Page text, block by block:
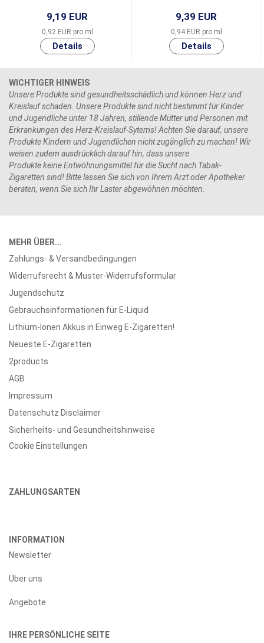
9,19 EUR
0,92 EUR pro ml
9,39 EUR
0,94 EUR pro ml
WICHTIGER HINWEIS
Unsere Produkte sind gesundheitsschädlich und können Herz und
Kreislauf schaden. Unsere Produkte sind nicht bestimmt für Kinder
und Jugendliche unter 18 Jahren, stillende Mütter und Personen mit
Erkrankungen des Herz-Kreislauf-Sytems! Achten Sie darauf, unsere
Produkte Kindern und Jugendlichen nicht zugänglich zu machen! Wir
weisen zudem ausdrücklich darauf hin, dass unsere
Produkte keine Entwöhnungsmittel für die Sucht nach Tabak-
Zigaretten sind! Bitte lassen Sie sich von Ihrem Arzt oder Apotheker
beraten, wenn Sie sich Ihr Laster abgewöhnen möchten.
MEHR ÜBER...
Zahlungs- & Versandbedingungen
Widerrufsrecht & Muster-Widerrufsformular
Jugendschutz
Gebrauchsinformationen für E-Liquid
Lithium-Ionen Akkus in Einweg E-Zigaretten!
Neueste E-Zigaretten
2products
AGB
Impressum
Datenschutz Disclaimer
Sicherheits- und Gesundheitshinweise
Cookie Einstellungen
ZAHLUNGSARTEN
INFORMATION
Newsletter
Über uns
Angebote
IHRE PERSÖNLICHE SEITE